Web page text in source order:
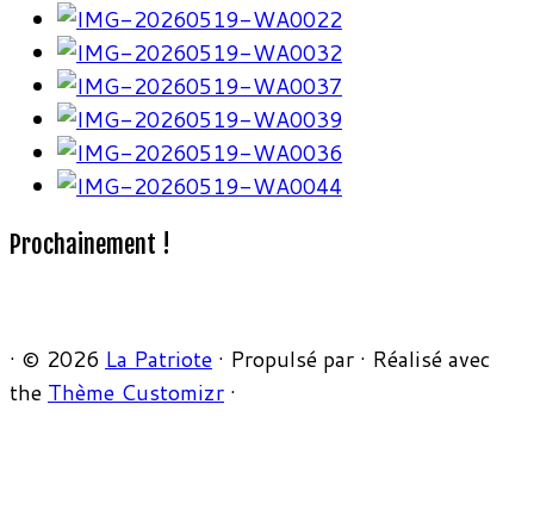
Prochainement !
· © 2026 La Patriote · Propulsé par · Réalisé avec
the Thème Customizr ·